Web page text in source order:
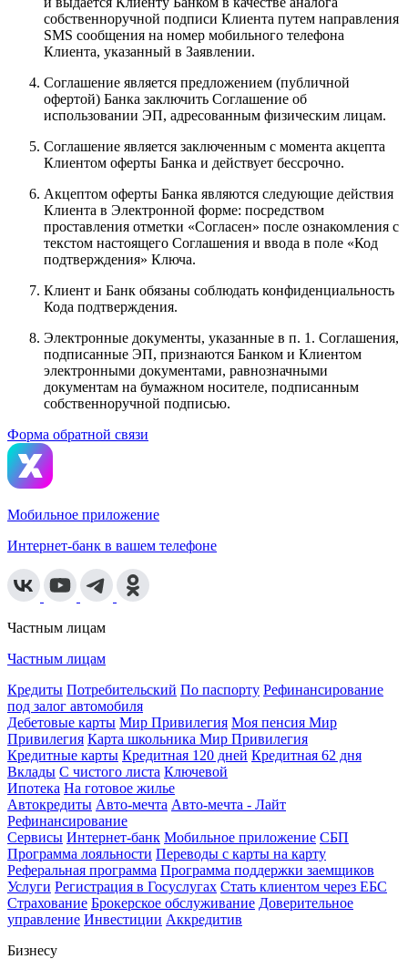
собственноручной подписи Клиента путем направления
SMS сообщения на номер мобильного телефона
Клиента, указанный в Заявлении.
Соглашение является предложением (публичной
офертой) Банка заключить Соглашение об
использовании ЭП, адресованным физическим лицам.
Соглашение является заключенным с момента акцепта
Клиентом оферты Банка и действует бессрочно.
Акцептом оферты Банка являются следующие действия
Клиента в Электронной форме: посредством
проставления отметки «Согласен» после ознакомления с
текстом настоящего Соглашения и ввода в поле «Код
подтверждения» Ключа.
Клиент и Банк обязаны соблюдать конфиденциальность
Кода подтверждения.
Электронные документы, указанные в п. 1. Соглашения,
подписанные ЭП, признаются Банком и Клиентом
электронными документами, равнозначными
документам на бумажном носителе, подписанным
собственноручной подписью.
Форма обратной связи
Мобильное приложение
Интернет-банк в вашем телефоне
Частным лицам
Частным лицам
Кредиты Потребительский По паспорту Рефинансирование
под залог автомобиля
Дебетовые карты Мир Привилегия Моя пенсия Мир
Привилегия Карта школьника Мир Привилегия
Кредитные карты Кредитная 120 дней Кредитная 62 дня
Вклады С чистого листа Ключевой
Ипотека На готовое жилье
Автокредиты Авто-мечта Авто-мечта - Лайт
Рефинансирование
Сервисы Интернет-банк Мобильное приложение СБП
Программа лояльности Переводы с карты на карту
Реферальная программа Программа поддержки заемщиков
Услуги Регистрация в Госуслугах Стать клиентом через ЕБС
Страхование Брокерское обслуживание Доверительное
управление Инвестиции Аккредитив
Бизнесу